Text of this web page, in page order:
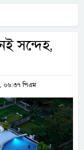
সন্দেহ,
০৬:৩৭ পিএম